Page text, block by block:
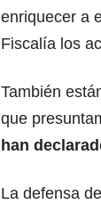
enriquecer a
Fiscalía los
También
que
han
La defensa